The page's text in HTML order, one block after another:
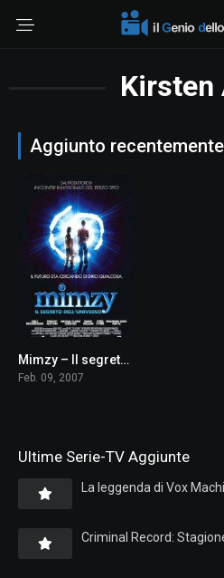
Kirsten
Aggiunto recentemente
6.3
Mimzy – Il segreto dell’universo
Feb. 09, 2007
Ultime Serie-TV Aggiunte
La leggenda di Vox
Criminal Record: